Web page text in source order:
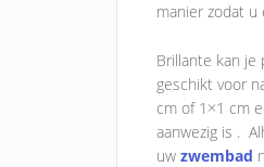
manier zodat u
Brillante kan je
geschikt voor
cm of 1×1 cm
aanwezig is .
uwzwembad